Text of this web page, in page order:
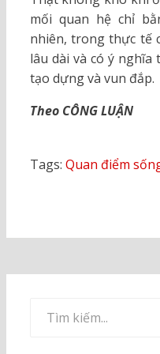
mối quan hệ chỉ
nhiên, trong thực tế
lâu dài và có ý
tạo dựng và vun đắp.
Theo CÔNG LUẬN
Tags: Quan điểm
kiếm